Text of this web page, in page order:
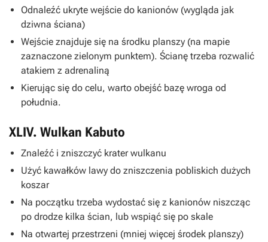
Odnaleźć ukryte wejście do kanionów (wygląda jak
dziwna ściana)
Wejście znajduje się na środku planszy (na mapie
zaznaczone zielonym punktem). Ścianę trzeba rozwalić
atakiem z adrenaliną
Kierując się do celu, warto obejść bazę wroga od
południa.
XLIV. Wulkan Kabuto
Znaleźć i zniszczyć krater wulkanu
Użyć kawałków lawy do zniszczenia pobliskich dużych
koszar
Na początku trzeba wydostać się z kanionów niszcząc
po drodze kilka ścian, lub wspiąć się po skale
Na otwartej przestrzeni (mniej więcej środek planszy)